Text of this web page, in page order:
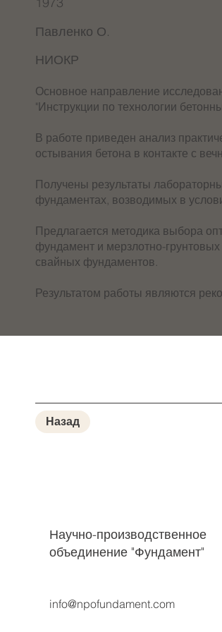
Павленко О.
НИОКР
Основное направление
"Инструкции по технологии
В работе приведен анализ
остывания бетона в контакте с
Получены результаты
фундаментах, возводимых в
Предлагается методика выбора
фундамент и мерзлотно-
свайных фундаментов.
Результатом работы являются
Назад
Научно-производственное
объединение "Фундамент"
info@npofundament.com